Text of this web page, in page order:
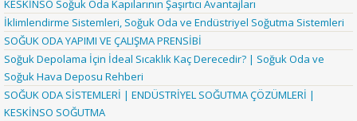
KESKİNSO Soğuk Oda Kapılarının Şaşırtıcı Avantajları
İklimlendirme Sistemleri, Soğuk Oda ve Endüstriyel Soğutma Sistemleri
SOĞUK ODA YAPIMI VE ÇALIŞMA PRENSİBİ
Soğuk Depolama İçin İdeal Sıcaklık Kaç Derecedir? | Soğuk Oda ve
Soğuk Hava Deposu Rehberi
SOĞUK ODA SİSTEMLERİ | ENDÜSTRİYEL SOĞUTMA ÇÖZÜMLERİ |
KESKİNSO SOĞUTMA